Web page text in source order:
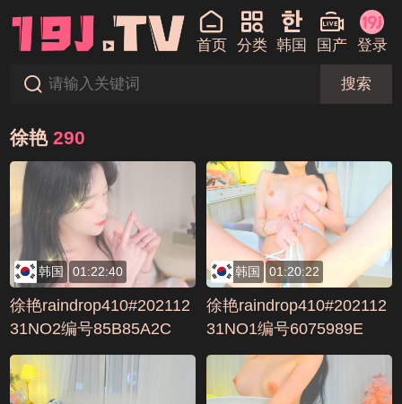
首页 分类 韩国 国产 登录
搜索
徐艳 290
韩国 01:22:40
徐艳raindrop410#202112
31NO2编号85B85A2C
韩国 01:20:22
徐艳raindrop410#202112
31NO1编号6075989E